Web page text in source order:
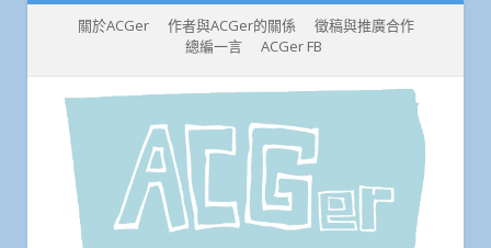
關於ACGer 作者與ACGer的關係
徵稿與推廣合作
總編一言
ACGer FB